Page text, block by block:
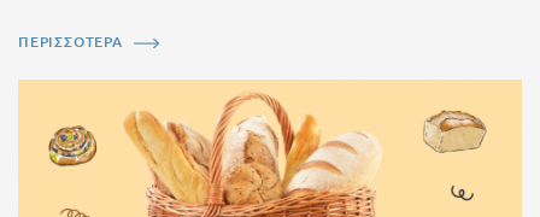
ΠΕΡΙΣΣΟΤΕΡΑ